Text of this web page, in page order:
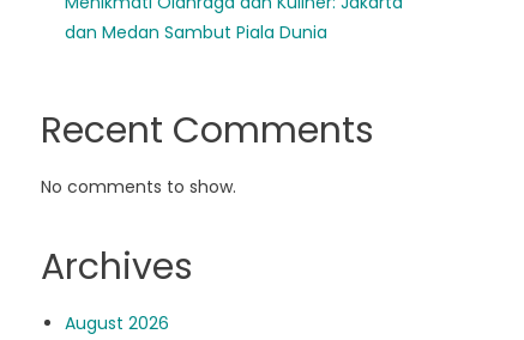
dan Medan Sambut Piala Dunia
Recent Comments
No comments to show.
Archives
August 2026